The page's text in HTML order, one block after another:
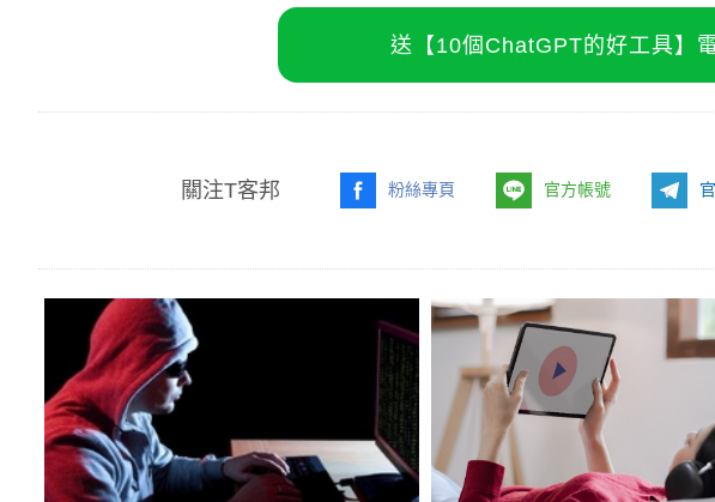
送【10個ChatGPT的好工具】
關注T客邦 粉絲專頁 官方帳號